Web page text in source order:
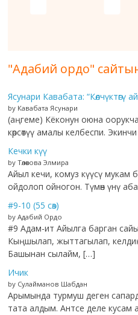
"Адабий ордо"
Ясунари Кавабата: “Көлчүктөгү
by Кавабата Ясунари
(аңгеме) Кёконун оюна оорукчан
көрсөтүү амалы келбеспи.
Кечки күү
by Төлөкова Элмира
Айыл кечи, комуз күүсү мукам
ойдолоп ойногон. Түмөн үнү
#9-10 (55 сөз)
by Адабий Ордо
#9 Адам-ит Айылга барган
Кыңшылап, жыттагылап,
Башынан сылайм, […]
Ичик
by Сулайманов Шабдан
Арымында турмуш деген
тата алдым. Антсе деле кусам